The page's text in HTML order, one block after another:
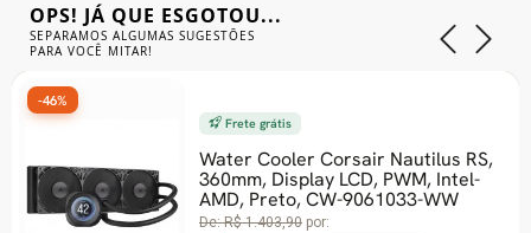
OPS! JÁ QUE ESGOTOU...
SEPARAMOS ALGUMAS SUGESTÕES
PARA VOCÊ MITAR!
Frete grátis
Water Cooler Corsair Nautilus RS,
360mm, Display LCD, PWM, Intel-
AMD, Preto, CW-9061033-WW
De:R$ 1.403,90por:
-46%